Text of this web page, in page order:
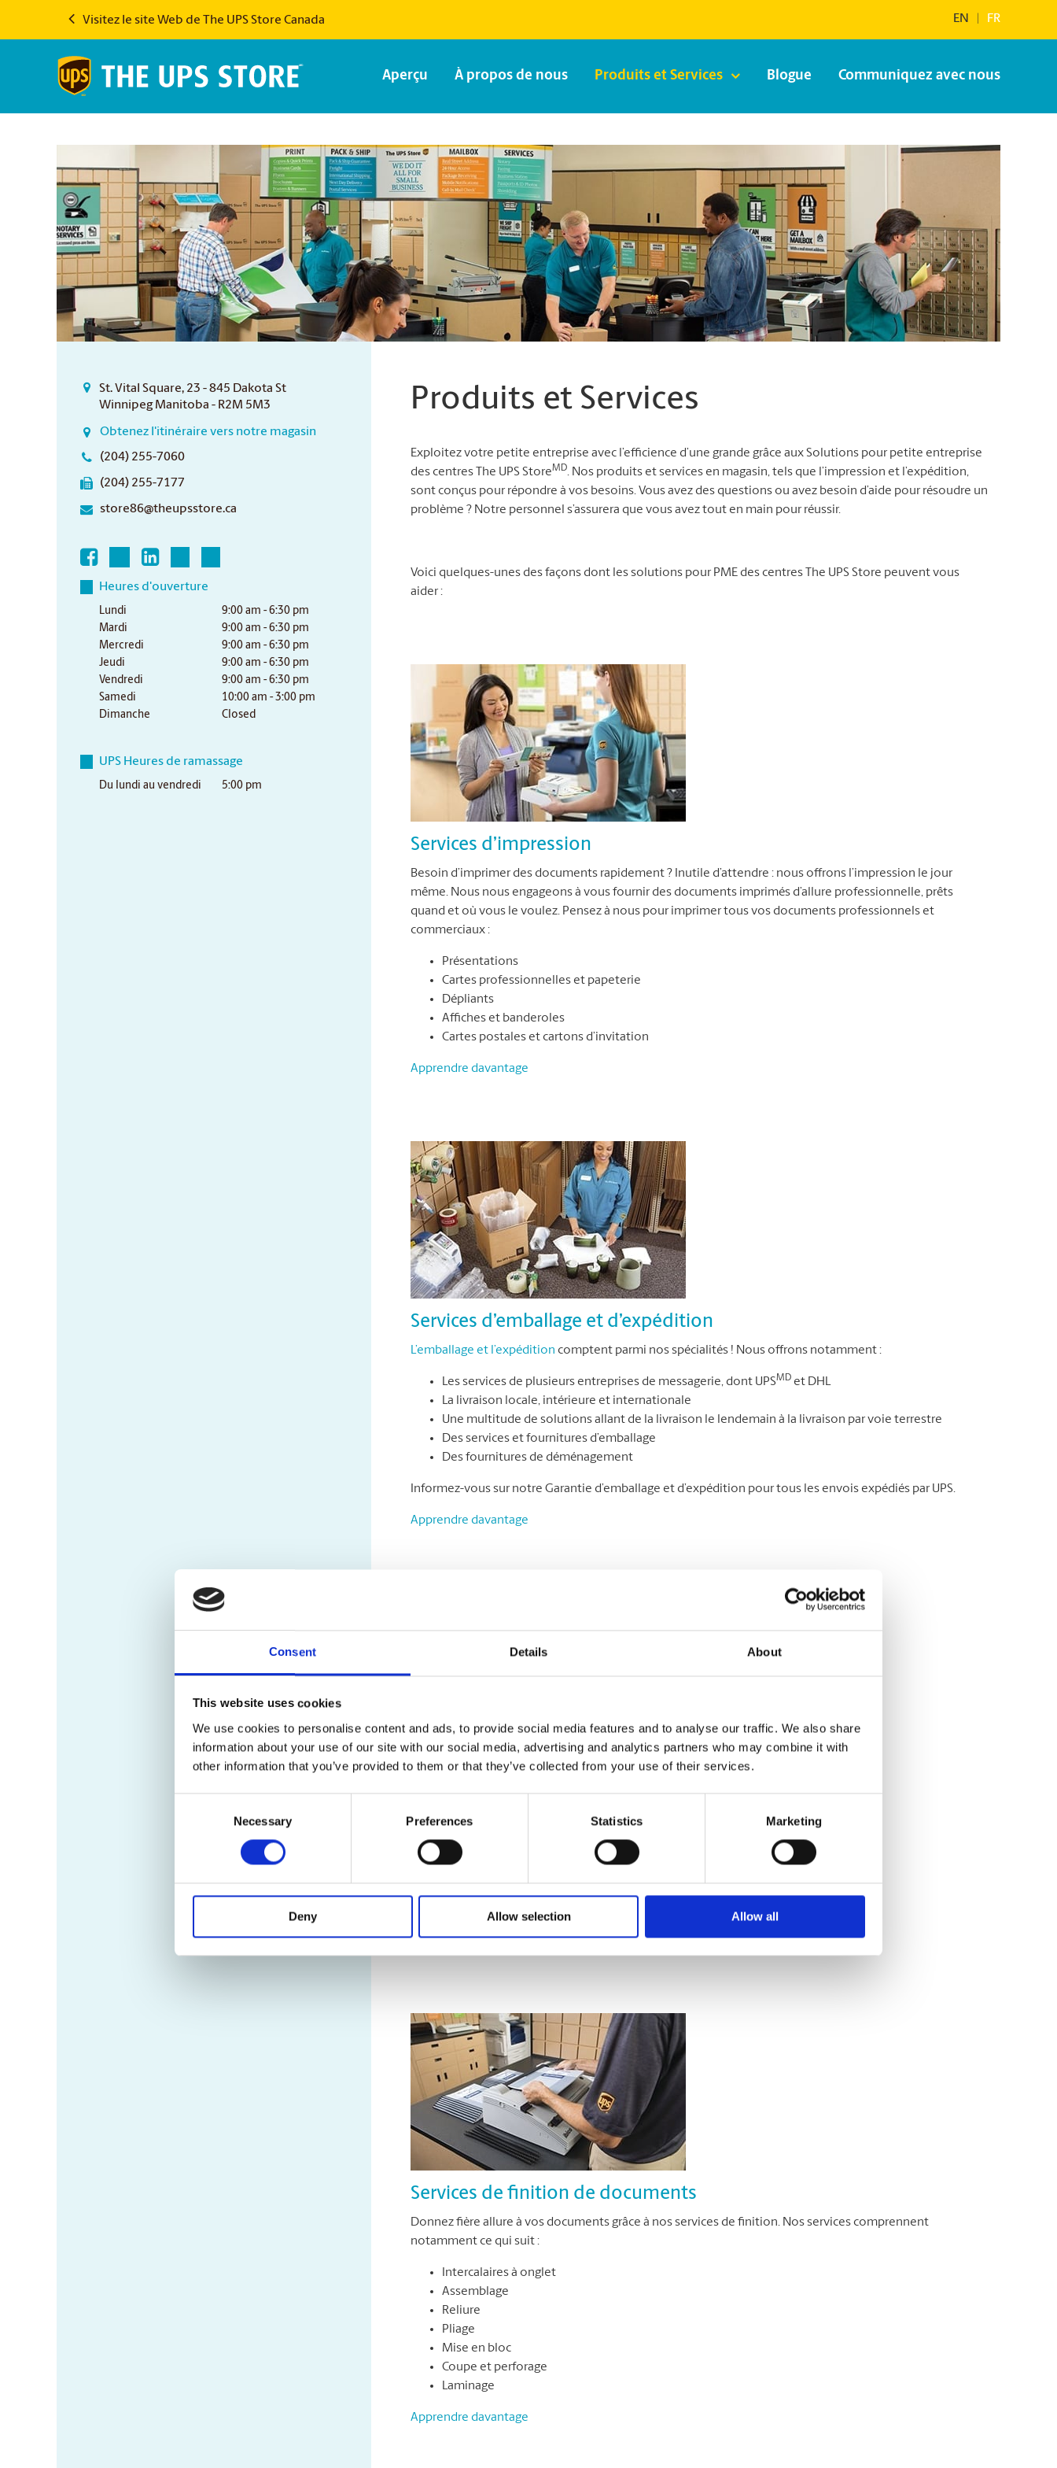
Consent Details About
This website uses cookies
We use cookies to personalise content and ads, to provide social media features and to analyse our traffic. We also share
information about your use of our site with our social media, advertising and analytics partners who may combine it with
other information that you’ve provided to them or that they’ve collected from your use of their services.
Necessary Preferences Statistics Marketing
Deny Allow selection Allow all
Visitez le site Web de The UPS Store Canada EN FR
Aperçu À propos de nous Produits et Services Blogue Communiquez avec nous
St. Vital Square, 23 - 845 Dakota St
Winnipeg Manitoba - R2M 5M3
Obtenez l'itinéraire vers notre magasin
(204) 255-7060
(204) 255-7177
store86@theupsstore.ca
Heures d'ouverture
Lundi
9:00 am - 6:30 pm
Mardi
9:00 am - 6:30 pm
Mercredi
9:00 am - 6:30 pm
Jeudi
9:00 am - 6:30 pm
Vendredi
9:00 am - 6:30 pm
Samedi
10:00 am - 3:00 pm
Dimanche
Closed
UPS Heures de ramassage
Du lundi au vendredi 5:00 pm
Produits et Services
Exploitez votre petite entreprise avec l’efficience d’une grande grâce aux Solutions pour petite entreprise
des centres The UPS StoreMD. Nos produits et services en magasin, tels que l’impression et l’expédition,
sont conçus pour répondre à vos besoins. Vous avez des questions ou avez besoin d’aide pour résoudre un
problème ? Notre personnel s’assurera que vous avez tout en main pour réussir.
Voici quelques-unes des façons dont les solutions pour PME des centres The UPS Store peuvent vous
aider :
Services d’impression
Besoin d’imprimer des documents rapidement ? Inutile d’attendre : nous offrons l’impression le jour
même. Nous nous engageons à vous fournir des documents imprimés d’allure professionnelle, prêts
quand et où vous le voulez. Pensez à nous pour imprimer tous vos documents professionnels et
commerciaux :
Présentations
Cartes professionnelles et papeterie
Dépliants
Affiches et banderoles
Cartes postales et cartons d’invitation
Apprendre davantage
Services d’emballage et d’expédition
L’emballage et l’expédition comptent parmi nos spécialités ! Nous offrons notamment :
Les services de plusieurs entreprises de messagerie, dont UPSMD et DHL
La livraison locale, intérieure et internationale
Une multitude de solutions allant de la livraison le lendemain à la livraison par voie terrestre
Des services et fournitures d’emballage
Des fournitures de déménagement
Informez-vous sur notre Garantie d’emballage et d’expédition pour tous les envois expédiés par UPS.
Apprendre davantage
Services de location de boîte postale
Réception de colis livrés par toutes les entreprises de messagerie
Retenue et réacheminement du courrier
Apprendre davantage
Services de finition de documents
Donnez fière allure à vos documents grâce à nos services de finition. Nos services comprennent
notamment ce qui suit :
Intercalaires à onglet
Assemblage
Reliure
Pliage
Mise en bloc
Coupe et perforage
Laminage
Apprendre davantage